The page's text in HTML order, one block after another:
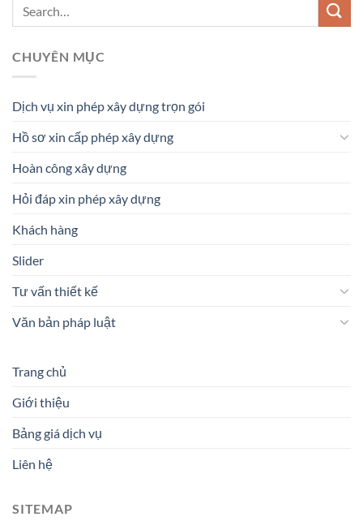
CHUYÊN MỤC
Dịch vụ xin phép xây dựng trọn gói
Hồ sơ xin cấp phép xây dựng
Hoàn công xây dựng
Hỏi đáp xin phép xây dựng
Khách hàng
Slider
Tư vấn thiết kế
Văn bản pháp luật
Trang chủ
Giới thiệu
Bảng giá dịch vụ
Liên hệ
SITEMAP